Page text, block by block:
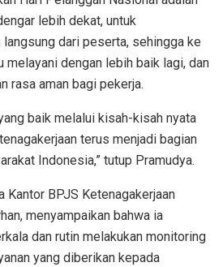
lebih dekat, untuk
dari peserta, sehingga ke
melayani dengan lebih baik lagi, dan
rasa aman bagi pekerja.
baik melalui kisah-kisah nyata
terus menjadi bagian
Indonesia,” tutup Pramudya.
Kantor BPJS Ketenagakerjaan
menyampaikan bahwa ia
dan rutin melakukan monitoring
yang diberikan kepada